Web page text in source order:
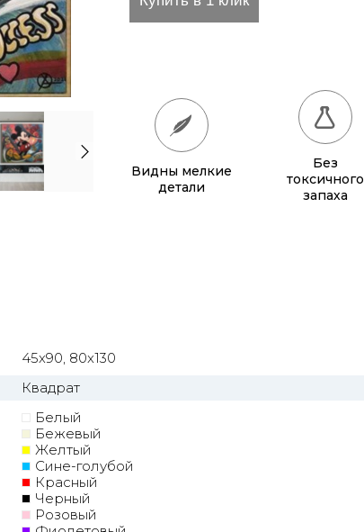
Видны мелкие
детали
Без
токсичного
запаха
45x90, 80x130
Квадрат
Белый
Бежевый
Желтый
Сине-голубой
Красный
Черный
Розовый